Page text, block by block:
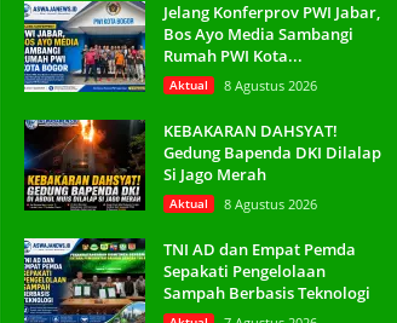
Jelang Konferprov PWI Jabar,
Bos Ayo Media Sambangi
Rumah PWI Kota...
Aktual 8 Agustus 2026
KEBAKARAN DAHSYAT!
Gedung Bapenda DKI Dilalap
Si Jago Merah
Aktual 8 Agustus 2026
TNI AD dan Empat Pemda
Sepakati Pengelolaan
Sampah Berbasis Teknologi